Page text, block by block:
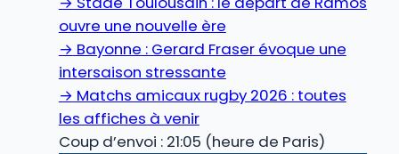
ouvre une nouvelle ère
→ Bayonne : Gerard Fraser évoque une
intersaison stressante
→ Matchs amicaux rugby 2026 : toutes
les affiches à venir
Coup d’envoi : 21:05 (heure de Paris)